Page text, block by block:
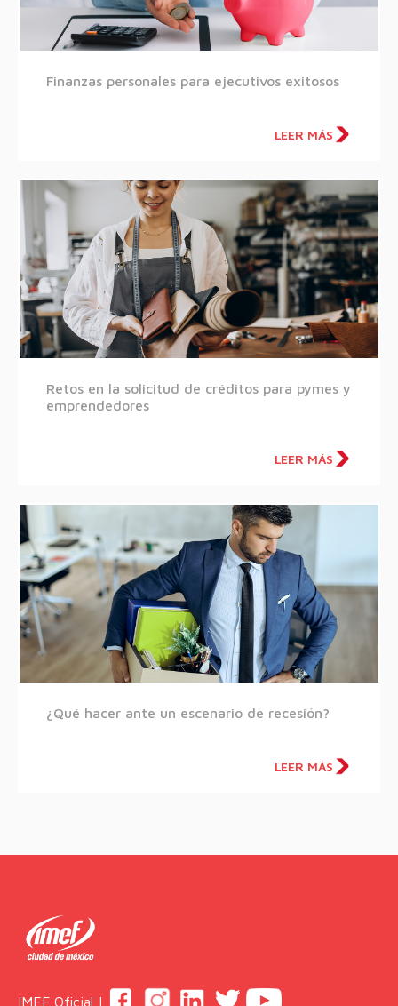
Finanzas personales para ejecutivos exitosos
LEER MÁS
Retos en la solicitud de créditos para pymes y
emprendedores
LEER MÁS
¿Qué hacer ante un escenario de recesión?
LEER MÁS
IMEF Oficial |